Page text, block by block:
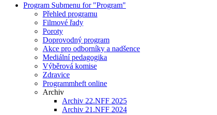
Program Submenu for "Program"
Přehled programu
Filmové řady
Poroty
Doprovodný program
Akce pro odborníky a nadšence
Mediální pedagogika
Výběrová komise
Zdravice
Programmheft online
Archiv
Archiv 22.NFF 2025
Archiv 21.NFF 2024